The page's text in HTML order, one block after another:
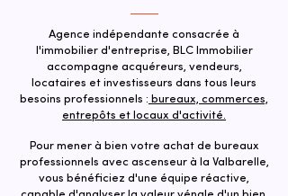
Agence indépendante consacrée à
l'immobilier d'entreprise, BLC Immobilier
accompagne acquéreurs, vendeurs,
locataires et investisseurs dans tous leurs
besoins professionnels : bureaux, commerces,
entrepôts et locaux d'activité.
Pour mener à bien votre achat de bureaux
professionnels avec ascenseur à la Valbarelle,
vous bénéficiez d'une équipe réactive,